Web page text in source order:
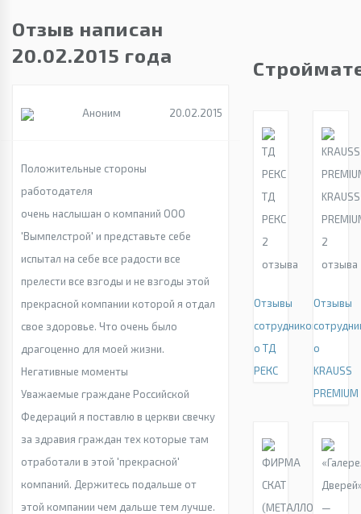
Отзыв написан
20.02.2015 года
Аноним 20.02.2015
Положительные стороны
работодателя
очень наслышан о компаний ООО
'Вымпелстрой' и представьте себе
испытал на себе все радости все
прелести все взгоды и не взгоды этой
прекрасной компании которой я отдал
свое здоровье. Что очень было
драгоценно для моей жизни.
Негативные моменты
Уважаемые граждане Российской
Федераций я поставлю в церкви свечку
за здравия граждан тех которые там
отработали в этой 'прекрасной'
компаний. Держитесь подальше от
этой компании чем дальше тем лучше.
ТД
РЕКС
2
отзыва
Отзывы
сотрудников
о ТД
РЕКС
KRAUSS
2
отзыва
Отзывы
о
KRAUSS
PREMIUM